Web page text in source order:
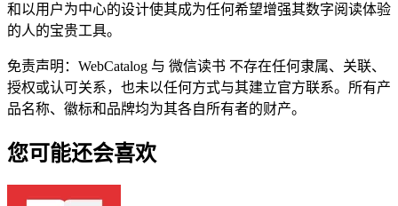
和以用户为中心的设计使其成为任何希望增强其数字阅读体验
的人的宝贵工具。
免责声明：WebCatalog 与 微信读书 不存在任何隶属、关联、
授权或认可关系，也未以任何方式与其建立官方联系。所有产
品名称、徽标和品牌均为其各自所有者的财产。
您可能还会喜欢